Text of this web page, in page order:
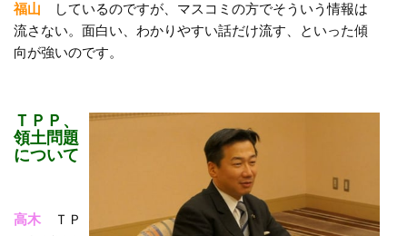
福山 しているのですが、マスコミの方でそういう情報は
流さない。面白い、わかりやすい話だけ流す、といった傾
向が強いのです。
ＴＰＰ、
領土問題
について
高木 ＴＰ